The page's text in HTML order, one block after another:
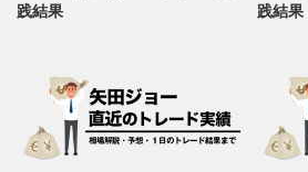
践結果
践結果